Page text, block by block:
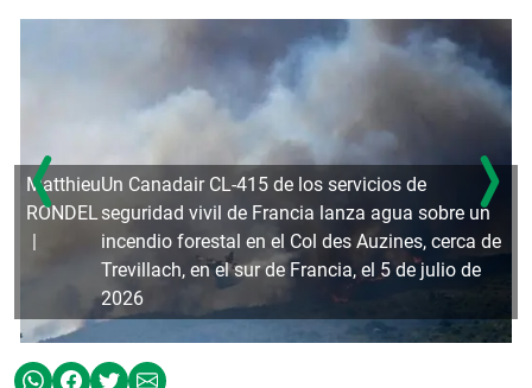
Un Canadair CL-415 de los servicios de
seguridad vivil de Francia lanza agua sobre un
incendio forestal en el Col des Auzines, cerca de
Trevillach, en el sur de Francia, el 5 de julio de
2026
Matthieu
RONDEL